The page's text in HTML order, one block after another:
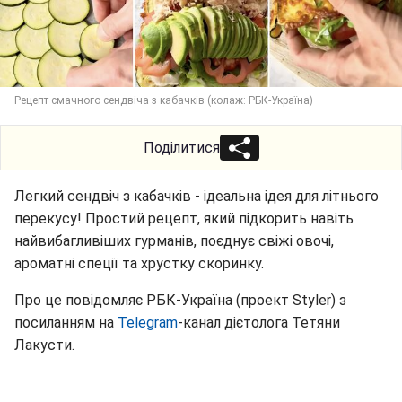
Рецепт смачного сендвіча з кабачків (колаж: РБК-Україна)
Поділитися
Легкий сендвіч з кабачків - ідеальна ідея для літнього
перекусу! Простий рецепт, який підкорить навіть
найвибагливіших гурманів, поєднує свіжі овочі,
ароматні спеції та хрустку скоринку.
Про це повідомляє РБК-Україна (проект Styler) з
посиланням на Telegram-канал дієтолога Тетяни
Лакусти.